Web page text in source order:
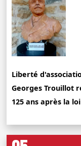
Liberté
Georges Trouillot
125 ans après la